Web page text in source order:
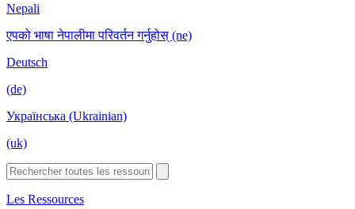
Nepali
एपको भाषा नेपालीमा परिवर्तन गर्नुहोस् (ne)
Deutsch
(de)
Українська (Ukrainian)
(uk)
Les Ressources